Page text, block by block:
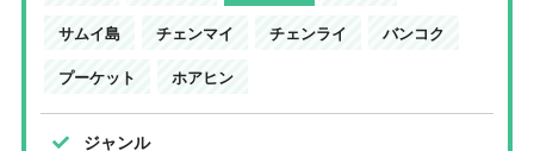
サムイ島 チェンマイ チェンライ バンコク
プーケット ホアヒン
ジャンル